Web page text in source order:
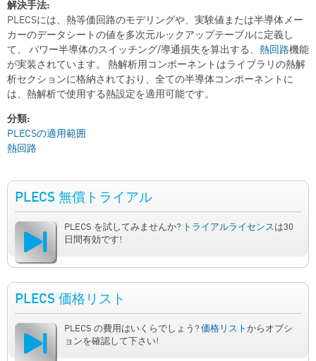
解決手法:
PLECSには、熱等価回路のモデリングや、実験値または半導体メー
カーのデータシートの値を多次元ルックアップテーブルに定義し
て、 パワー半導体のスイッチング/導通損失を算出する、 熱回路機能
が実装されています。 熱解析用コンポーネントはライブラリの熱解
析セクションに格納されており、全ての半導体コンポーネントに
は、熱解析で使用する熱設定を適用可能です。
分類:
PLECSの適用範囲
熱回路
PLECS 無償トライアル
PLECS を試してみませんか? トライアルライセンスは30
日間有効です!
PLECS 価格リスト
PLECS の費用はいくらでしょう? 価格リスト からオプシ
ョンを確認して下さい!